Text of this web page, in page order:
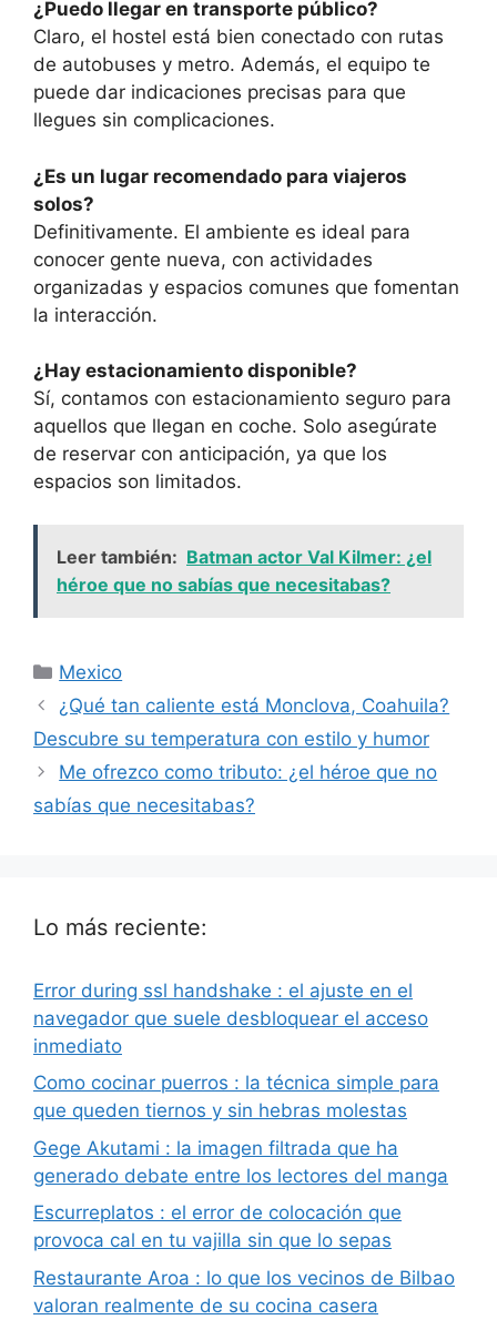
¿Puedo llegar en transporte público?
Claro, el hostel está bien conectado con rutas
de autobuses y metro. Además, el equipo te
puede dar indicaciones precisas para que
llegues sin complicaciones.
¿Es un lugar recomendado para viajeros
solos?
Definitivamente. El ambiente es ideal para
conocer gente nueva, con actividades
organizadas y espacios comunes que fomentan
la interacción.
¿Hay estacionamiento disponible?
Sí, contamos con estacionamiento seguro para
aquellos que llegan en coche. Solo asegúrate
de reservar con anticipación, ya que los
espacios son limitados.
Leer también: Batman actor Val Kilmer: ¿el
héroe que no sabías que necesitabas?
Categorías
Mexico
¿Qué tan caliente está Monclova, Coahuila?
Descubre su temperatura con estilo y humor
Me ofrezco como tributo: ¿el héroe que no
sabías que necesitabas?
Lo más reciente:
Error during ssl handshake : el ajuste en el
navegador que suele desbloquear el acceso
inmediato
Como cocinar puerros : la técnica simple para
que queden tiernos y sin hebras molestas
Gege Akutami : la imagen filtrada que ha
generado debate entre los lectores del manga
Escurreplatos : el error de colocación que
provoca cal en tu vajilla sin que lo sepas
Restaurante Aroa : lo que los vecinos de Bilbao
valoran realmente de su cocina casera